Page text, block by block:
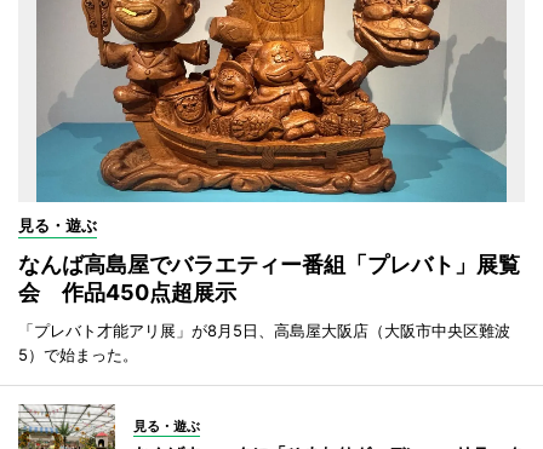
見る・遊ぶ
なんば高島屋でバラエティー番組「プレバト」展覧
会 作品450点超展示
「プレバト才能アリ展」が8月5日、高島屋大阪店（大阪市中央区難波
5）で始まった。
見る・遊ぶ